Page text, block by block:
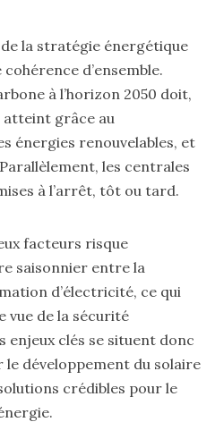
la stratégie énergétique
d’ensemble.
à l’horizon 2050 doit,
grâce au
énergies renouvelables, et
les centrales
à l’arrêt, tôt ou tard.
facteurs risque
saisonnier entre la
d’électricité, ce qui
vue de la sécurité
enjeux clés se situent donc
le développement du solaire
crédibles pour le